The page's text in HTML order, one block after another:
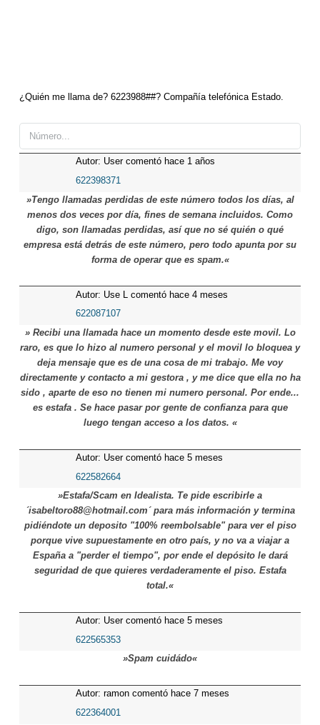
¿Quién me llama de? 6223988##? Compañía telefónica Estado.
Autor: User comentó hace 1 años
622398371
»Tengo llamadas perdidas de este número todos los días, al
menos dos veces por día, fines de semana incluidos. Como
digo, son llamadas perdidas, así que no sé quién o qué
empresa está detrás de este número, pero todo apunta por su
forma de operar que es spam.«
Autor: Use L comentó hace 4 meses
622087107
» Recibi una llamada hace un momento desde este movil. Lo
raro, es que lo hizo al numero personal y el movil lo bloquea y
deja mensaje que es de una cosa de mi trabajo. Me voy
directamente y contacto a mi gestora , y me dice que ella no ha
sido , aparte de eso no tienen mi numero personal. Por ende...
es estafa . Se hace pasar por gente de confianza para que
luego tengan acceso a los datos. «
Autor: User comentó hace 5 meses
622582664
»Estafa/Scam en Idealista. Te pide escribirle a
´isabeltoro88@hotmail.com´ para más información y termina
pidiéndote un deposito "100% reembolsable" para ver el piso
porque vive supuestamente en otro país, y no va a viajar a
España a "perder el tiempo", por ende el depósito le dará
seguridad de que quieres verdaderamente el piso. Estafa
total.«
Autor: User comentó hace 5 meses
622565353
»Spam cuidádo«
Autor: ramon comentó hace 7 meses
622364001